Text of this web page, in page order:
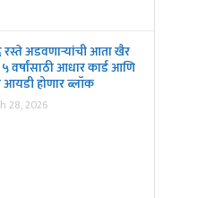
अडवणाऱ्यांची आता खैर
५ वर्षांसाठी आधार कार्ड आणि
आयडी होणार ब्लॉक
28, 2026